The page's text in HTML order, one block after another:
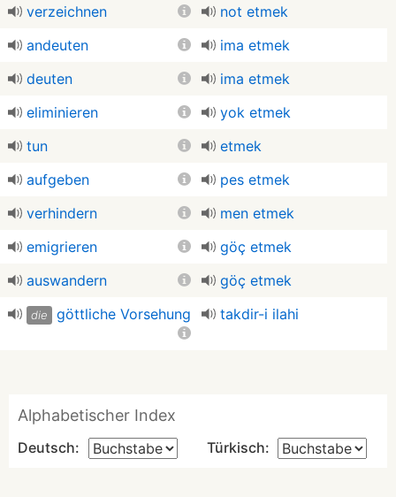
verzeichnen
not etmek
andeuten
ima etmek
deuten
ima etmek
eliminieren
yok etmek
tun
etmek
aufgeben
pes etmek
verhindern
men etmek
emigrieren
göç etmek
auswandern
göç etmek
die göttliche Vorsehung takdir-i ilahi
Alphabetischer Index
Deutsch: Türkisch: